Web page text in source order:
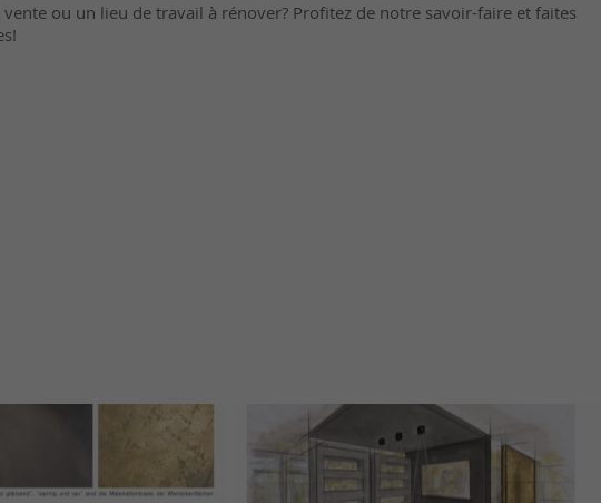
vente ou un lieu de travail à rénover? Profitez de notre savoir-faire et faites